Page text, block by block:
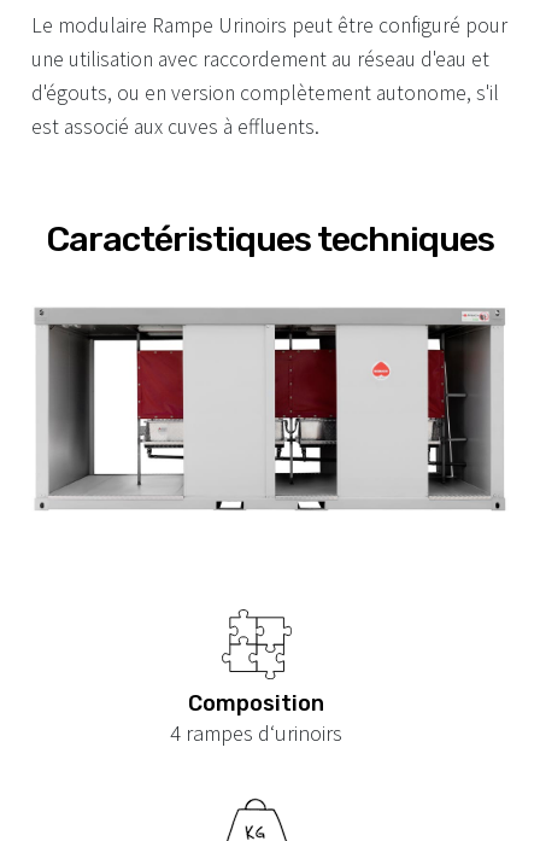
Le modulaire Rampe Urinoirs peut être configuré pour
une utilisation avec raccordement au réseau d'eau et
d'égouts, ou en version complètement autonome, s'il
est associé aux cuves à effluents.
Caractéristiques techniques
Composition
4 rampes d‘urinoirs